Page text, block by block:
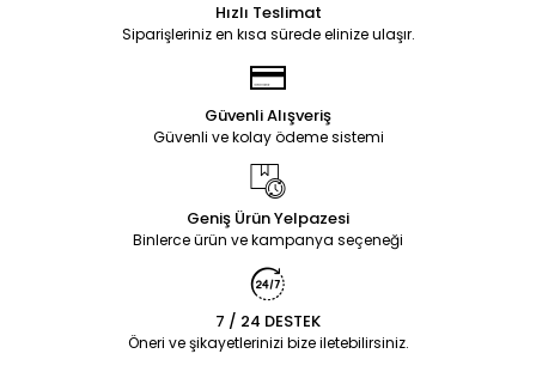
Hızlı Teslimat
Siparişleriniz en kısa sürede elinize ulaşır.
Güvenli Alışveriş
Güvenli ve kolay ödeme sistemi
Geniş Ürün Yelpazesi
Binlerce ürün ve kampanya seçeneği
7 / 24 DESTEK
Öneri ve şikayetlerinizi bize iletebilirsiniz.